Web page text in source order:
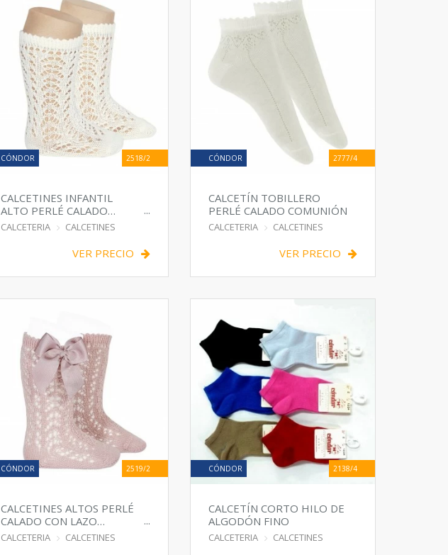
CÓNDOR 2518/2
CALCETINES INFANTIL
ALTO PERLÉ CALADO
REGIONAL
CALCETERIA CALCETINES
VER PRECIO
CÓNDOR 2777/4
CALCETÍN TOBILLERO
PERLÉ CALADO COMUNIÓN.
CALCETERIA CALCETINES
VER PRECIO
CÓNDOR 2519/2
CALCETINES ALTOS PERLÉ
CALADO CON LAZO
LATERAL
CALCETERIA CALCETINES
CÓNDOR 2138/4
CALCETÍN CORTO HILO DE
ALGODÓN FINO
CALCETERIA CALCETINES